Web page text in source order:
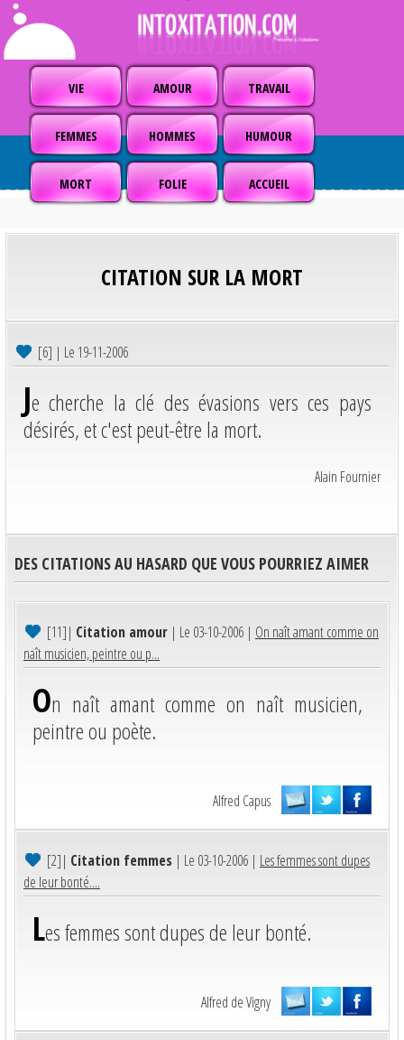
VIE AMOUR TRAVAIL
FEMMES HOMMES HUMOUR
MORT FOLIE ACCUEIL
CITATION SUR LA MORT
[6] | Le 19-11-2006
Je cherche la clé des évasions vers ces pays
désirés, et c'est peut-être la mort.
Alain Fournier
DES CITATIONS AU HASARD QUE VOUS POURRIEZ AIMER
[11]| Citation amour | Le 03-10-2006 | On naît amant comme on
naît musicien, peintre ou p...
On naît amant comme on naît musicien,
peintre ou poète.
Alfred Capus
[2]| Citation femmes | Le 03-10-2006 | Les femmes sont dupes
de leur bonté....
Les femmes sont dupes de leur bonté.
Alfred de Vigny